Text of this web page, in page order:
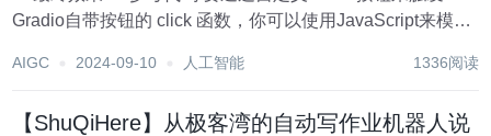
Gradio自带按钮的 click 函数，你可以使用JavaScript来模拟
这一点： import gradio as...
AIGC 2024-09-10 人工智能 1336阅读
【ShuQiHere】从极客湾的自动写作业机器人说